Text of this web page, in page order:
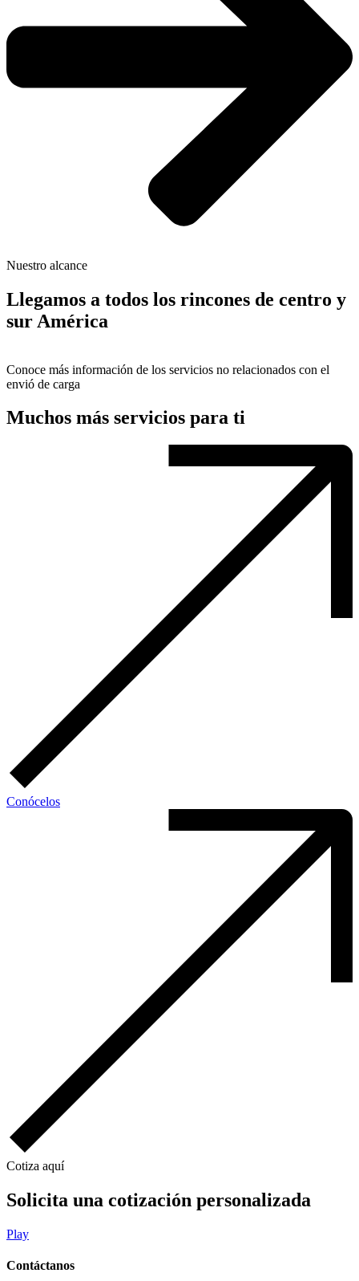
Nuestro alcance
Llegamos a todos los rincones de centro y
sur América
Conoce más información de los servicios no relacionados con el
envió de carga
Muchos más servicios para ti
Conócelos
Cotiza aquí
Solicita una cotización personalizada
Play
Contáctanos